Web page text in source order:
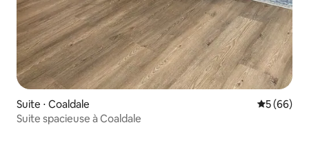
Suite ⋅ Coaldale
5 (66)
Suite spacieuse à Coaldale